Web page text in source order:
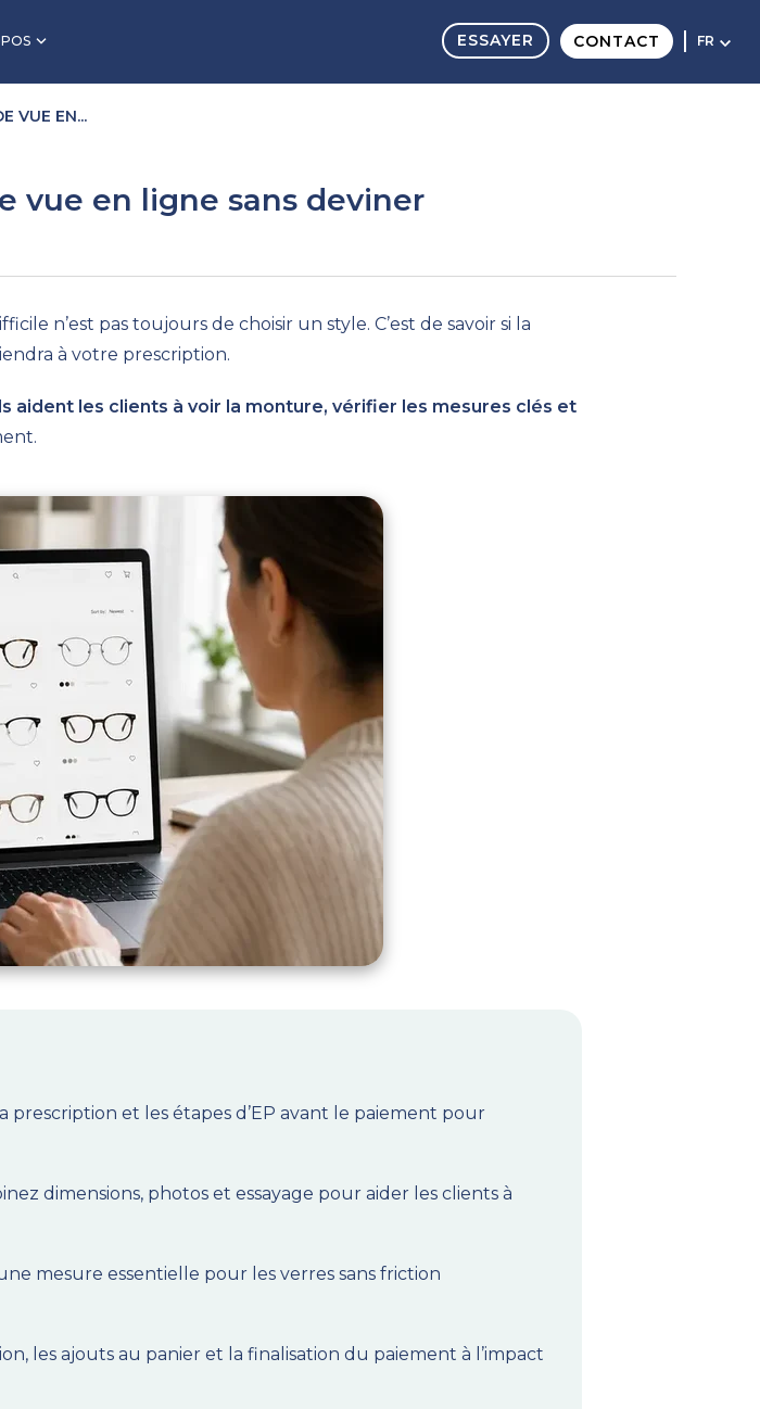
CONTACT
ESSAYER FR
VUE EN...
vue en ligne sans deviner
n’est pas toujours de choisir un style. C’est de savoir si la
à votre prescription.
aident les clients à voir la monture, vérifier les mesures clés et
prescription et les étapes d’EP avant le paiement pour
dimensions, photos et essayage pour aider les clients à
mesure essentielle pour les verres sans friction
les ajouts au panier et la finalisation du paiement à l’impact